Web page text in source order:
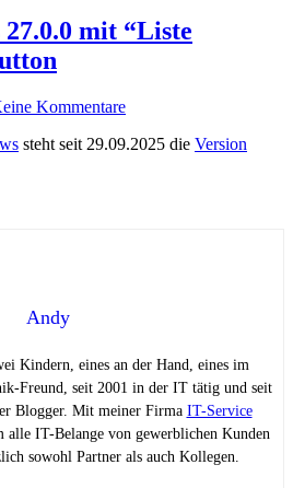
mit “Liste
Kommentare
steht seit 29.09.2025 die Version
Andy
Kindern, eines an der Hand, eines im
Freund, seit 2001 in der IT tätig und seit
Blogger. Mit meiner Firma IT-Service
IT-Belange von gewerblichen Kunden
sowohl Partner als auch Kollegen.